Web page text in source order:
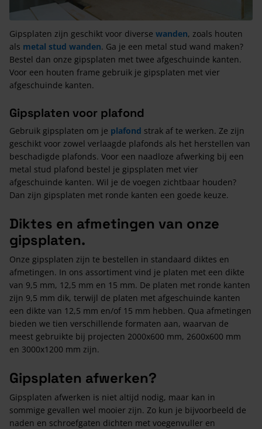
Gipsplaten zijn geschikt voor diverse wanden, zoals houten
als metal stud wanden. Ga je een metal stud wand maken?
Bestel dan onze gipsplaten met twee afgeschuinde kanten.
Voor een houten frame gebruik je gipsplaten met vier
afgeschuinde kanten.
Gipsplaten voor plafond
Gebruik gipsplaten om je plafond strak af te werken. Ze zijn
geschikt voor zowel verlaagde plafonds als het herstellen van
beschadigde plafonds. Voor een naadloze afwerking bij een
metal stud plafond bestel je gipsplaten met vier
afgeschuinde kanten. Wil je de voegen zichtbaar houden?
Dan zijn gipsplaten met ronde kanten een goede keuze.
Diktes en afmetingen van onze
gipsplaten.
Onze gipsplaten zijn te bestellen in standaard diktes en
afmetingen. In ons assortiment vind je platen met een dikte
van 9,5 mm, 12,5 mm en 15 mm. De platen met ronde kanten
zijn 9,5 mm dik, terwijl de platen met afgeschuinde kanten
een dikte van 12,5 mm en/of 15 mm hebben. Qua afmetingen
bieden we tien verschillende formaten aan, waarvan de
meest gebruikte bij projecten 2000x600 mm, 2600x600 mm
en 3000x1200 mm zijn.
Gipsplaten afwerken?
Gipsplaten afwerken is niet altijd nodig, maar kan in
sommige gevallen wel mooier zijn. Zo kun je bijvoorbeeld de
naden en schroefgaten dichten met voegenvuller en